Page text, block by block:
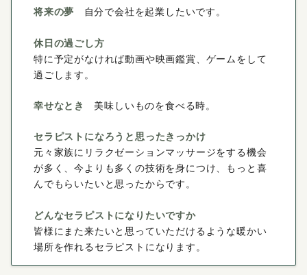
将来の夢 自分で会社を起業したいです。
休日の過ごし方
特に予定がなければ動画や映画鑑賞、ゲームをして
過ごします。
幸せなとき 美味しいものを食べる時。
セラピストになろうと思ったきっかけ
元々家族にリラクゼーションマッサージをする機会
が多く、今よりも多くの技術を身につけ、もっと喜
んでもらいたいと思ったからです。
どんなセラピストになりたいですか
皆様にまた来たいと思っていただけるような暖かい
場所を作れるセラピストになります。